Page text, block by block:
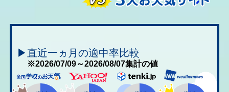
▶直近一ヵ月の適中率比較
※2026/07/09～2026/08/07集計の値